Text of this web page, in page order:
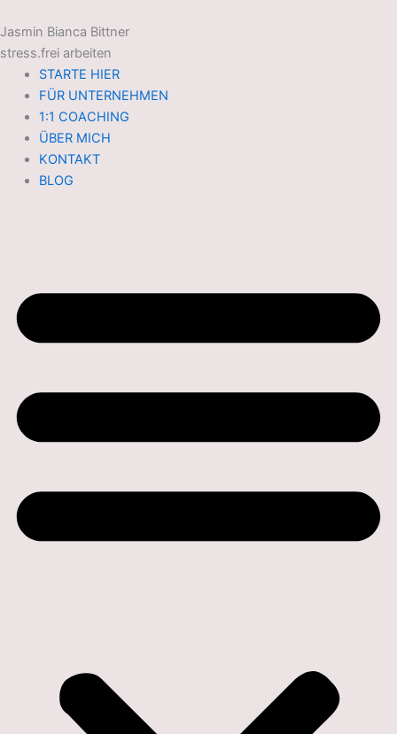
Inhalt
springen
Jasmin Bianca Bittner
stress.frei arbeiten
STARTE HIER
FÜR UNTERNEHMEN
1:1 COACHING
ÜBER MICH
KONTAKT
BLOG